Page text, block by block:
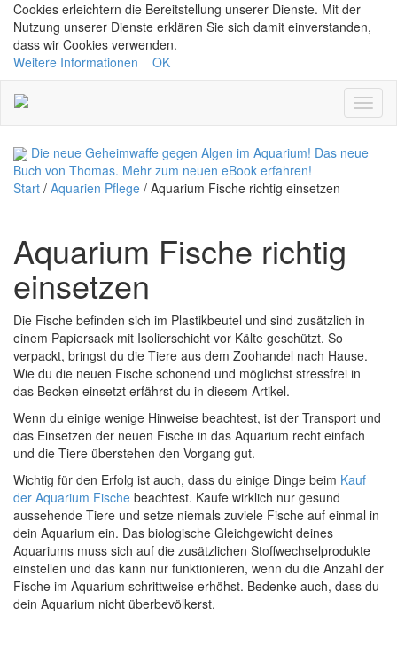
Cookies erleichtern die Bereitstellung unserer Dienste. Mit der
Nutzung unserer Dienste erklären Sie sich damit einverstanden,
dass wir Cookies verwenden.
Weitere Informationen
OK
ein/
Die neue Geheimwaffe gegen Algen im Aquarium! Das neue
Buch von Thomas. Mehr zum neuen eBook erfahren!
Start / Aquarien Pflege / Aquarium Fische richtig einsetzen
Aquarium Fische richtig
einsetzen
Die Fische befinden sich im Plastikbeutel und sind zusätzlich in
einem Papiersack mit Isolierschicht vor Kälte geschützt. So
verpackt, bringst du die Tiere aus dem Zoohandel nach Hause.
Wie du die neuen Fische schonend und möglichst stressfrei in
das Becken einsetzt erfährst du in diesem Artikel.
Wenn du einige wenige Hinweise beachtest, ist der Transport und
das Einsetzen der neuen Fische in das Aquarium recht einfach
und die Tiere überstehen den Vorgang gut.
Wichtig für den Erfolg ist auch, dass du einige Dinge beim Kauf
der Aquarium Fische beachtest. Kaufe wirklich nur gesund
aussehende Tiere und setze niemals zuviele Fische auf einmal in
dein Aquarium ein. Das biologische Gleichgewicht deines
Aquariums muss sich auf die zusätzlichen Stoffwechselprodukte
einstellen und das kann nur funktionieren, wenn du die Anzahl der
Fische im Aquarium schrittweise erhöhst. Bedenke auch, dass du
dein Aquarium nicht überbevölkerst.